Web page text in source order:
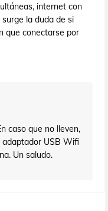
internet con
la duda de si
que conectarse por
caso que no lleven,
USB Wifi
Un saludo.